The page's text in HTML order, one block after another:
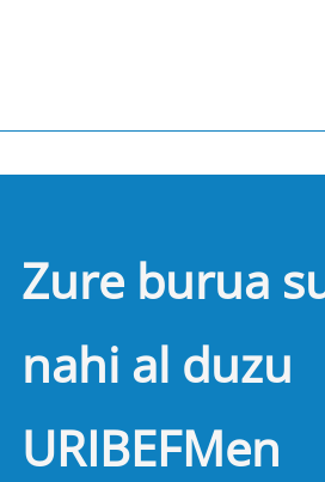
Zure burua
nahi al duzu
URIBEFMen